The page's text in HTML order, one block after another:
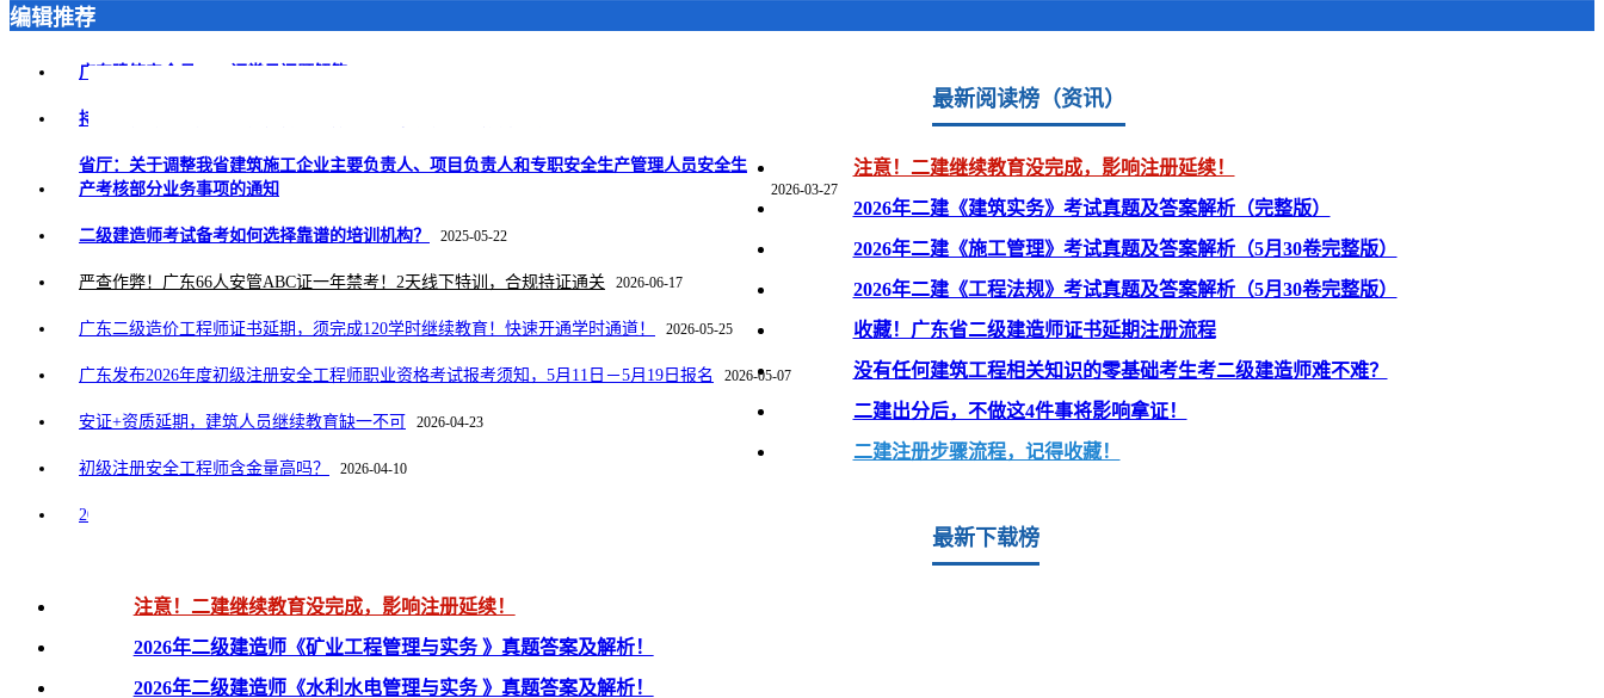
编辑推荐
广东建筑安全员ABC证常见问题解答
持证 = 月薪 1.8 万 + 落户加分！注册安全工程师凭什么成为职场 “黄金证书”？
省厅：关于调整我省建筑施工企业主要负责人、项目负责人和专职安全生产管理人员安全生
产考核部分业务事项的通知
2026-03-27
二级建造师考试备考如何选择靠谱的培训机构？ 2025-05-22
严查作弊！广东66人安管ABC证一年禁考！2天线下特训，合规持证通关 2026-06-17
广东二级造价工程师证书延期，须完成120学时继续教育！快速开通学时通道！ 2026-05-25
广东发布2026年度初级注册安全工程师职业资格考试报考须知，5月11日－5月19日报名 2026-05-07
安证+资质延期，建筑人员继续教育缺一不可 2026-04-23
初级注册安全工程师含金量高吗？ 2026-04-10
2026年广东二建报考网址，附完整网报流程！
最新阅读榜（资讯）
注意！二建继续教育没完成，影响注册延续！
2026年二建《建筑实务》考试真题及答案解析（完整版）
2026年二建《施工管理》考试真题及答案解析（5月30卷完整版）
2026年二建《工程法规》考试真题及答案解析（5月30卷完整版）
收藏！广东省二级建造师证书延期注册流程
没有任何建筑工程相关知识的零基础考生考二级建造师难不难？
二建出分后，不做这4件事将影响拿证！
二建注册步骤流程，记得收藏！
最新下载榜
注意！二建继续教育没完成，影响注册延续！
2026年二级建造师《矿业工程管理与实务 》真题答案及解析！
2026年二级建造师《水利水电管理与实务 》真题答案及解析！